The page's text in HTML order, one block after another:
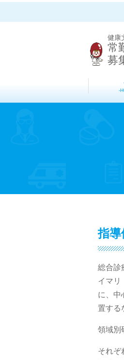
健康
常
募
指導
総合診
イマリ
に、中
置する
領域別
それぞ